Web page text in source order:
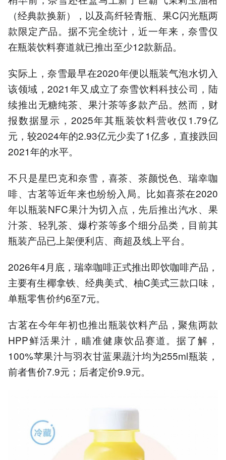
（经典款换新），以及高纤轻青瓶、果C闪光瓶两
款限定产品。据不完全统计，近一年来，奈雪仅
在瓶装饮料赛道就已推出至少12款新品。
实际上，奈雪最早在2020年便以瓶装气泡水切入
该领域，2021年又成立了奈雪饮料科技公司，陆
续推出无糖纯茶、果汁茶等多款产品。然而，财
报数据显示，2025年其瓶装饮料营收仅1.79亿
元，较2024年的2.93亿元少卖了1亿多，直接跌回
2021年的水平。
不只是星巴克和奈雪，喜茶、茶颜悦色、瑞幸咖
啡、古茗等近年来也纷纷入局。比如喜茶在2020
年以瓶装NFC果汁为切入点，先后推出汽水、果
汁茶、轻乳茶、爆柠茶等多个细分品类，目前其
瓶装产品已上架便利店、商超及线上平台。
2026年4月底，瑞幸咖啡正式推出即饮咖啡产品，
主要有生椰拿铁、经典美式、柚C美式三款口味，
单瓶零售价约6至7元。
古茗在今年年初也推出瓶装饮料产品，聚焦两款
HPP鲜活果汁，瞄准健康饮品赛道。据了解，
100%苹果汁与羽衣甘蓝果蔬汁均为255ml瓶装，
前者售价7.9元；后者定价9.9元。